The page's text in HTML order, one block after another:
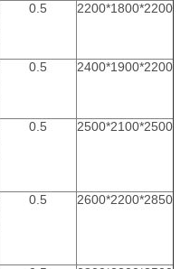
0.5 2200*1800*2200
0.5 2400*1900*2200
0.5 2500*2100*2500
0.5 2600*2200*2850